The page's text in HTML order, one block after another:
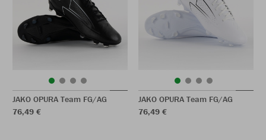
JAKO OPURA Team FG/AG
76,49 €
JAKO OPURA Team FG/AG
76,49 €